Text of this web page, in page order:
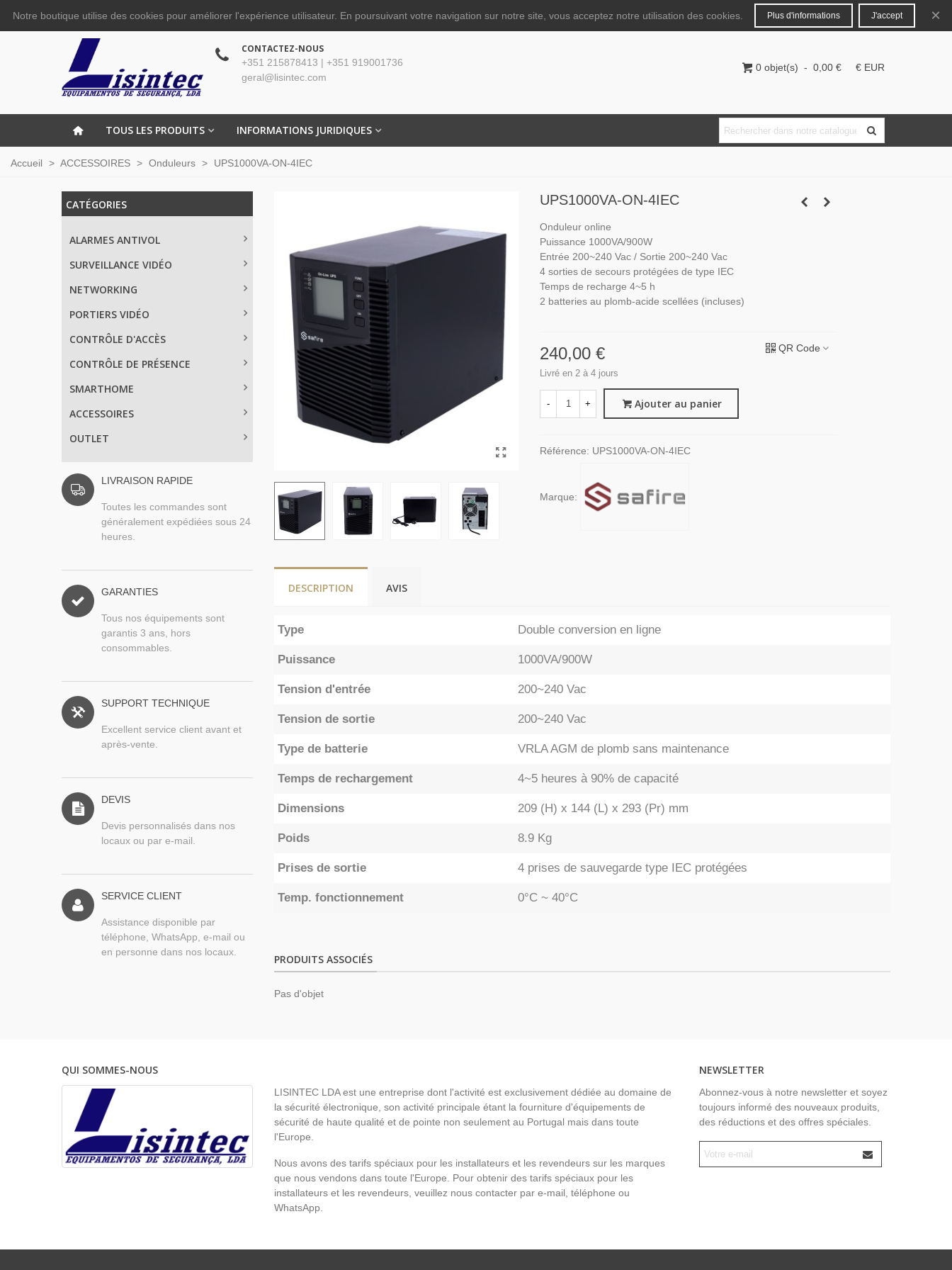
Français Connecter
CONTACTEZ-NOUS
+351 215878413 | +351 919001736
geral@lisintec.com
0 objet(s) - 0,00 € € EUR
TOUS LES PRODUITS INFORMATIONS JURIDIQUES
Accueil > ACCESSOIRES > Onduleurs > UPS1000VA-ON-4IEC
CATÉGORIES
ALARMES ANTIVOL
SURVEILLANCE VIDÉO
NETWORKING
PORTIERS VIDÉO
CONTRÔLE D'ACCÈS
CONTRÔLE DE PRÉSENCE
SMARTHOME
ACCESSOIRES
OUTLET
LIVRAISON RAPIDE
Toutes les commandes sont
généralement expédiées sous 24
heures.
GARANTIES
Tous nos équipements sont
garantis 3 ans, hors
consommables.
SUPPORT TECHNIQUE
Excellent service client avant et
après-vente.
DEVIS
Devis personnalisés dans nos
locaux ou par e-mail.
SERVICE CLIENT
Assistance disponible par
téléphone, WhatsApp, e-mail ou
en personne dans nos locaux.
UPS1000VA-ON-4IEC
Onduleur online
Puissance 1000VA/900W
Entrée 200~240 Vac / Sortie 200~240 Vac
4 sorties de secours protégées de type IEC
Temps de recharge 4~5 h
2 batteries au plomb-acide scellées (incluses)
240,00 €
Livré en 2 à 4 jours
QR Code
- + Ajouter au panier
Référence: UPS1000VA-ON-4IEC
Marque:
DESCRIPTION AVIS
Type Double conversion en ligne
Puissance 1000VA/900W
Tension d'entrée 200~240 Vac
Tension de sortie 200~240 Vac
Type de batterie VRLA AGM de plomb sans maintenance
Temps de rechargement 4~5 heures à 90% de capacité
Dimensions 209 (H) x 144 (L) x 293 (Pr) mm
Poids 8.9 Kg
Prises de sortie 4 prises de sauvegarde type IEC protégées
Temp. fonctionnement 0°C ~ 40°C
PRODUITS ASSOCIÉS
Pas d'objet
QUI SOMMES-NOUS
LISINTEC LDA est une entreprise dont l'activité est exclusivement dédiée au domaine de
la sécurité électronique, son activité principale étant la fourniture d'équipements de
sécurité de haute qualité et de pointe non seulement au Portugal mais dans toute
l'Europe.
Nous avons des tarifs spéciaux pour les installateurs et les revendeurs sur les marques
que nous vendons dans toute l'Europe. Pour obtenir des tarifs spéciaux pour les
installateurs et les revendeurs, veuillez nous contacter par e-mail, téléphone ou
WhatsApp.
NEWSLETTER
Abonnez-vous à notre newsletter et soyez
toujours informé des nouveaux produits,
des réductions et des offres spéciales.
Notre boutique utilise des cookies pour améliorer l'expérience utilisateur. En poursuivant votre navigation sur notre site, vous acceptez notre utilisation des cookies. Plus d'informations J'accept ×